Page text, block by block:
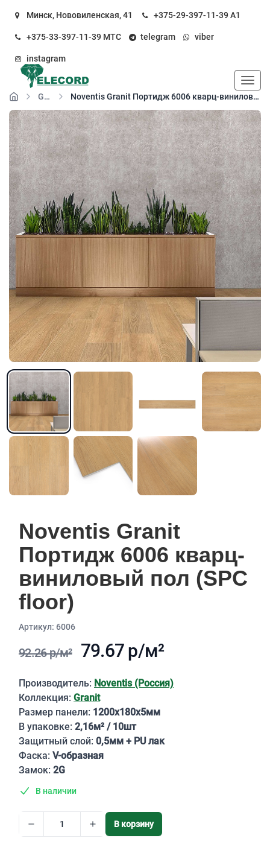
Минск, Нововиленская, 41 +375-29-397-11-39А1
+375-33-397-11-39 МТС telegram viber
instagram
Granit
Noventis Granit Портидж 6006 кварц-виниловый пол (SPC floor)
Noventis Granit
Портидж 6006 кварц-
виниловый пол (SPC
floor)
Aртикул: 6006
92.26 р/м² 79.67 р/м²
Описание
Производитель: Noventis (Россия)
Коллекция: Granit
Размер панели: 1200х180х5мм
В упаковке: 2,16м² / 10шт
Защитный слой: 0,5мм + PU лак
Фаска: V-образная
Замок: 2G
В наличии
В корзину